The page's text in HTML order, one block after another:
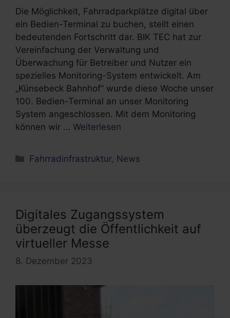
Die Möglichkeit, Fahrradparkplätze digital über
ein Bedien-Terminal zu buchen, stellt einen
bedeutenden Fortschritt dar. BIK TEC hat zur
Vereinfachung der Verwaltung und
Überwachung für Betreiber und Nutzer ein
spezielles Monitoring-System entwickelt. Am
„Künsebeck Bahnhof“ wurde diese Woche unser
100. Bedien-Terminal an unser Monitoring
System angeschlossen. Mit dem Monitoring
können wir … Weiterlesen
Kategorien
Fahrradinfrastruktur, News
Digitales Zugangssystem
überzeugt die Öffentlichkeit auf
virtueller Messe
8. Dezember 2023